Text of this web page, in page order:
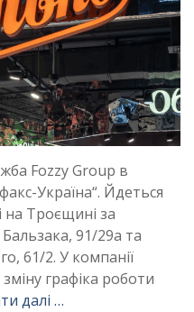
Fozzy Group в
Україна“. Йдеться
Троєщині за
91/29а та
61/2. У компанії
графіка роботи
далі …